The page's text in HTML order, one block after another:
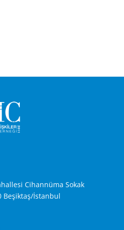
Cihannüma Sokak
Beşiktaş/İstanbul